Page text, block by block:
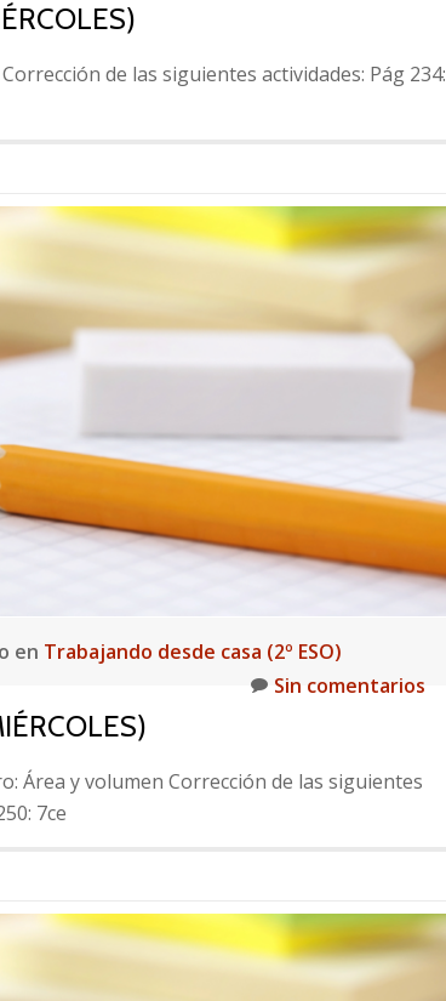
de las siguientes actividades: Pág 234:
en Trabajando desde casa (2º ESO)
Sin comentarios
Área y volumen Corrección de las siguientes
7ce